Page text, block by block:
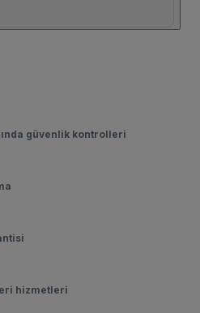
güvenlik kontrolleri
hizmetleri